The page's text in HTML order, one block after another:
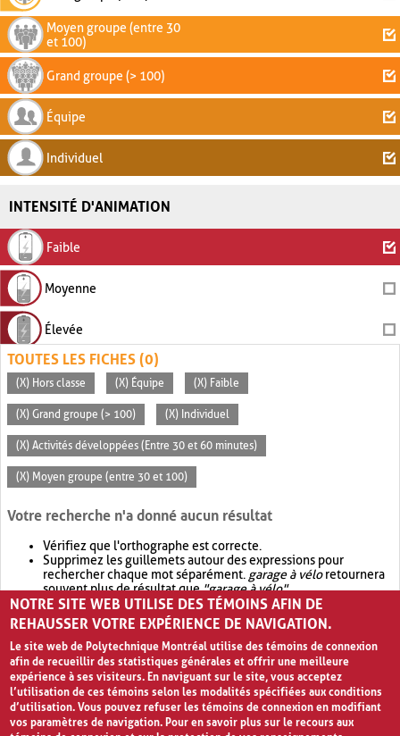
Moyen groupe (entre 30
et 100)
Grand groupe (> 100)
Équipe
Individuel
INTENSITÉ D'ANIMATION
Faible
Moyenne
Élevée
TOUTES LES FICHES (0)
(X) Hors classe (X) Équipe (X) Faible
(X) Grand groupe (> 100) (X) Individuel
(X) Activités développées (Entre 30 et 60 minutes)
(X) Moyen groupe (entre 30 et 100)
Votre recherche n'a donné aucun résultat
Vérifiez que l'orthographe est correcte.
Supprimez les guillemets autour des expressions pour
rechercher chaque mot séparément. garage à véloretournera
souvent plus de résultat que"garage à vélo".
Envisagez d'élargir votre recherche avec OR.garage OR vélo
retournera souvent plus de résultat quegarage à vélo
NOTRE SITE WEB UTILISE DES TÉMOINS AFIN DE
REHAUSSER VOTRE EXPÉRIENCE DE NAVIGATION.
Le site web de Polytechnique Montréal utilise des témoins de connexion
afin de recueillir des statistiques générales et offrir une meilleure
expérience à ses visiteurs. En naviguant sur le site, vous acceptez
l’utilisation de ces témoins selon les modalités spécifiées aux conditions
d’utilisation. Vous pouvez refuser les témoins de connexion en modifiant
vos paramètres de navigation. Pour en savoir plus sur le recours aux